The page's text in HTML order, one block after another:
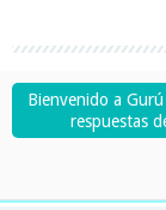
Bienvenido a
respuestas